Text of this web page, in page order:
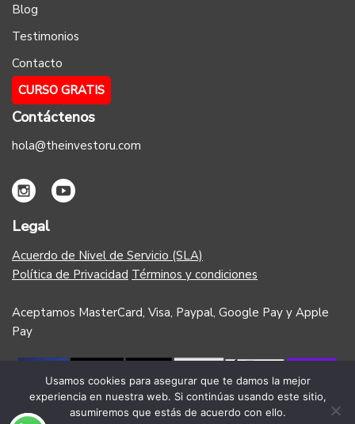
Blog
Testimonios
Contacto
CURSO GRATIS
Contáctenos
hola@theinvestoru.com
Legal
Acuerdo de Nivel de Servicio (SLA)
Política de Privacidad Términos y condiciones
Aceptamos MasterCard, Visa, Paypal, Google Pay y Apple
Pay
Usamos cookies para asegurar que te damos la mejor
experiencia en nuestra web. Si continúas usando este sitio,
asumiremos que estás de acuerdo con ello.